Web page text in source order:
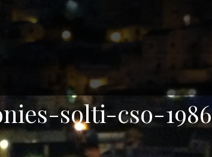
solti-cso-